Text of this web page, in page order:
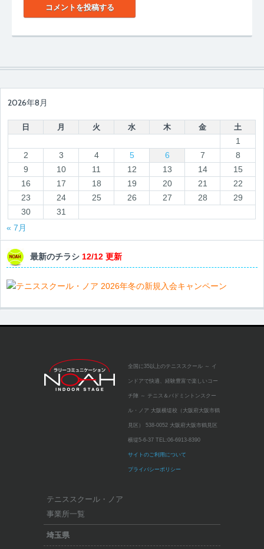
2026年8月
日 月 火 水 木 金 土
1
2
3 4 5 6 7
8
9
10 11 12 13 14
15
16
17 18 19 20 21
22
23
24 25 26 27 28
29
30
31
« 7月
最新のチラシ 12/12 更新
全国に35以上のテニススクール ～ イ
ンドアで快適、経験豊富で楽しいコー
チ陣 ～ テニス＆バドミントンスクー
ル・ノア 大阪横堤校（大阪府大阪市鶴
見区） 538-0052 大阪府大阪市鶴見区
横堤5-6-37 TEL:06-6913-8390
サイトのご利用について
プライバシーポリシー
テニススクール・ノア
事業所一覧
埼玉県